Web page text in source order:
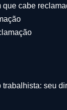
cabe
seu